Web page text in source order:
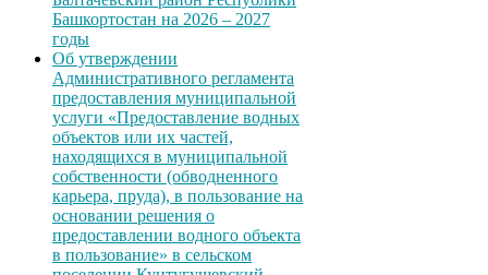
Башкортостан на 2026 – 2027
годы
Об утверждении
Административного регламента
предоставления муниципальной
услуги «Предоставление водных
объектов или их частей,
находящихся в муниципальной
собственности (обводненного
карьера, пруда), в пользование на
основании решения о
предоставлении водного объекта
в пользование» в сельском